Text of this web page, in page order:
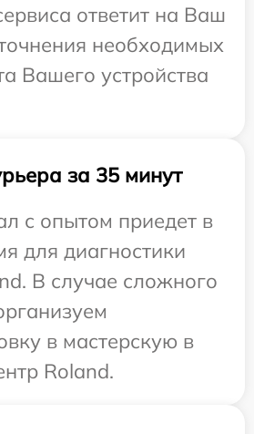
ответит на Ваш
необходимых
Вашего устройства
за 35 минут
с опытом приедет в
для диагностики
В случае сложного
в мастерскую в
Roland.